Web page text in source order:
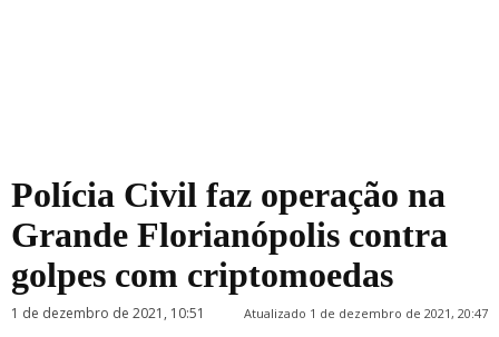
Polícia Civil faz operação na
Grande Florianópolis contra
golpes com criptomoedas
1 de dezembro de 2021, 10:51 Atualizado 1 de dezembro de 2021, 20:47